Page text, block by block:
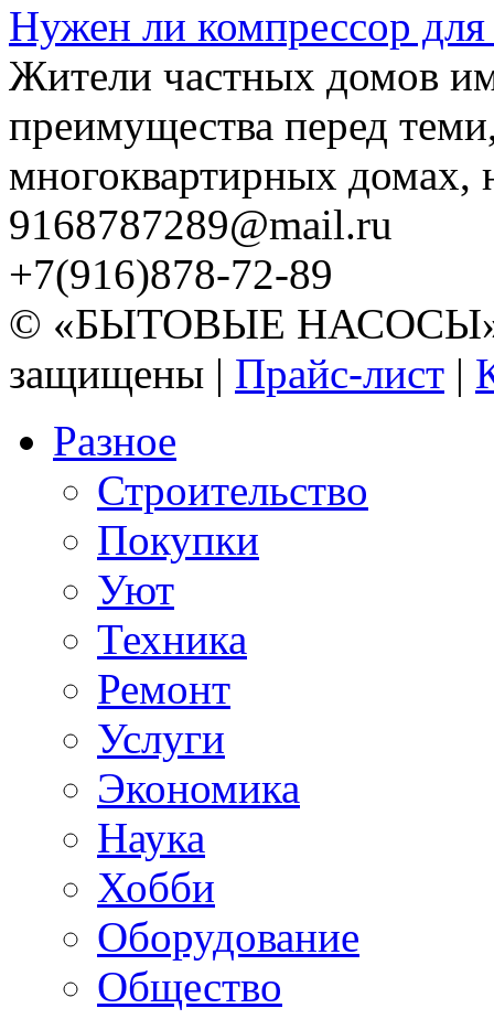
Нужен ли компрессор для
Жители частных домов
преимущества перед
многоквартирных домах,
9168787289@mail.ru
+7(916)878-72-89
© «БЫТОВЫЕ НАСОСЫ»
защищены | Прайс-лист |
Разное
Строительство
Покупки
Уют
Техника
Ремонт
Услуги
Экономика
Наука
Хобби
Оборудование
Общество